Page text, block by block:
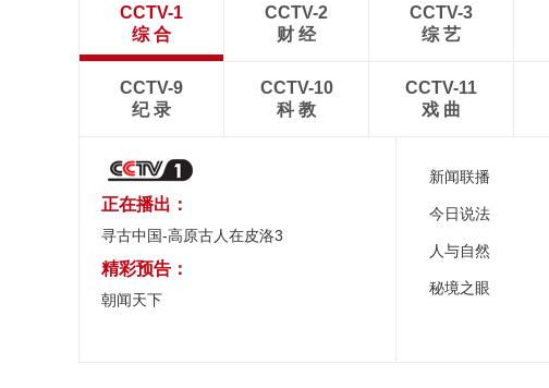
CCTV-1
综 合
CCTV-2
财 经
CCTV-3
综 艺
CCTV-9
纪 录
CCTV-10
科 教
CCTV-11
戏 曲
正在播出：
寻古中国-高原古人在皮洛3
精彩预告：
朝闻天下
新闻联播
今日说法
人与自然
秘境之眼